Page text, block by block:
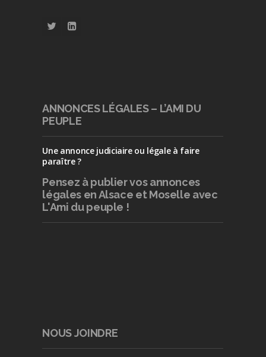
ANNONCES LÉGALES – L’AMI DU
PEUPLE
Une annonce judiciaire ou légale à faire
paraître ?
Pensez à publiervos annonces
légales en Alsace et Moselle avec
L'Ami du peuple !
NOUS JOINDRE